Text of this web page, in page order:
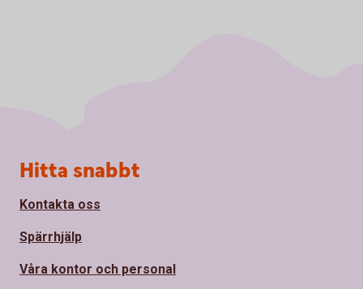
Sidfot
Hitta snabbt
Kontakta oss
Spärrhjälp
Våra kontor och personal